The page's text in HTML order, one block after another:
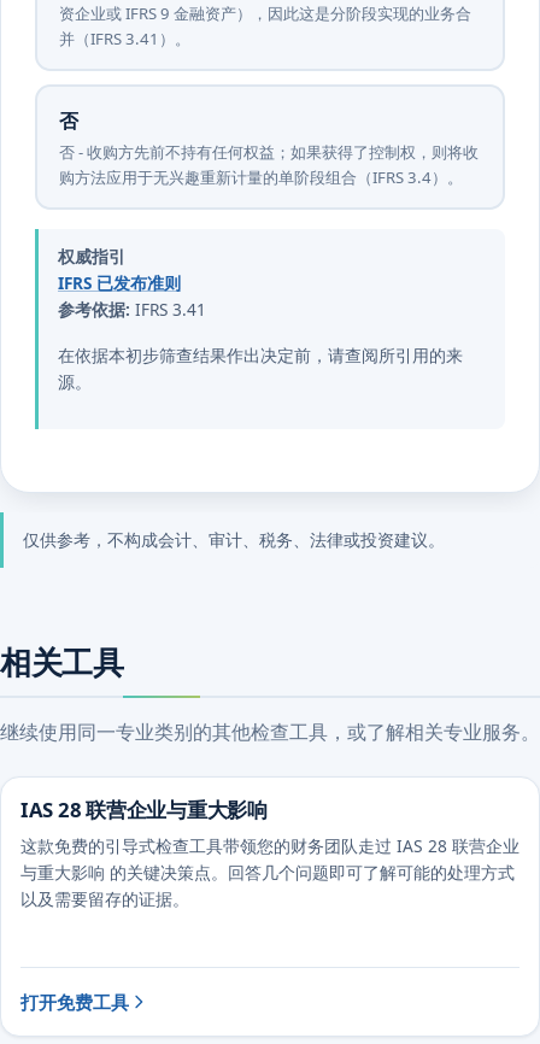
资企业或 IFRS 9 金融资产），因此这是分阶段实现的业务合
并（IFRS 3.41）。
否
否 - 收购方先前不持有任何权益；如果获得了控制权，则将收
购方法应用于无兴趣重新计量的单阶段组合（IFRS 3.4）。
权威指引
IFRS 已发布准则
参考依据: IFRS 3.41
在依据本初步筛查结果作出决定前，请查阅所引用的来
源。
仅供参考，不构成会计、审计、税务、法律或投资建议。
相关工具
继续使用同一专业类别的其他检查工具，或了解相关专业服务。
IAS 28 联营企业与重大影响
这款免费的引导式检查工具带领您的财务团队走过 IAS 28 联营企业
与重大影响 的关键决策点。回答几个问题即可了解可能的处理方式
以及需要留存的证据。
打开免费工具